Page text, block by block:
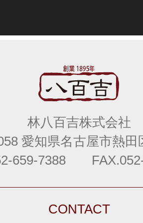
林八百吉株式会社
愛知県名古屋市熱田
659-7388
CONTACT